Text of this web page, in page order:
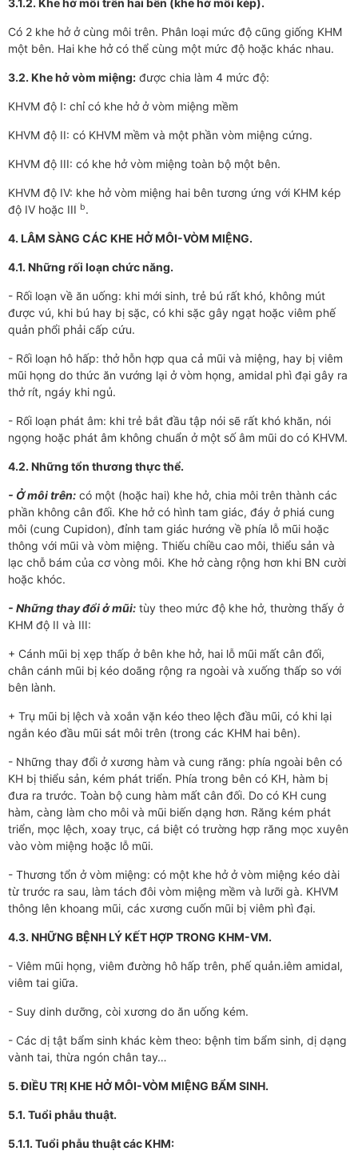
3.1.2. Khe hở môi trên hai bên (khe hở môi kép).
Có 2 khe hở ở cùng môi trên. Phân loại mức độ cũng giống KHM
một bên. Hai khe hở có thể cùng một mức độ hoặc khác nhau.
3.2. Khe hở vòm miệng: được chia làm 4 mức độ:
KHVM độ I: chỉ có khe hở ở vòm miệng mềm
KHVM độ II: có KHVM mềm và một phần vòm miệng cứng.
KHVM độ III: có khe hở vòm miệng toàn bộ một bên.
KHVM độ IV: khe hở vòm miệng hai bên tương ứng với KHM kép
độ IV hoặc III b.
4. LÂM SÀNG CÁC KHE HỞ MÔI-VÒM MIỆNG.
4.1. Những rối loạn chức năng.
- Rối loạn về ăn uống: khi mới sinh, trẻ bú rất khó, không mút
được vú, khi bú hay bị sặc, có khi sặc gây ngạt hoặc viêm phế
quản phổi phải cấp cứu.
- Rối loạn hô hấp: thở hỗn hợp qua cả mũi và miệng, hay bị viêm
mũi họng do thức ăn vướng lại ở vòm họng, amidal phì đại gây ra
thở rít, ngáy khi ngủ.
- Rối loạn phát âm: khi trẻ bắt đầu tập nói sẽ rất khó khăn, nói
ngọng hoặc phát âm không chuẩn ở một số âm mũi do có KHVM.
4.2. Những tổn thương thực thể.
- Ở môi trên: có một (hoặc hai) khe hở, chia môi trên thành các
phần không cân đối. Khe hở có hình tam giác, đáy ở phiá cung
môi (cung Cupidon), đỉnh tam giác hướng về phía lỗ mũi hoặc
thông với mũi và vòm miệng. Thiếu chiều cao môi, thiểu sản và
lạc chỗ bám của cơ vòng môi. Khe hở càng rộng hơn khi BN cười
hoặc khóc.
- Những thay đổi ở mũi: tùy theo mức độ khe hở, thường thấy ở
KHM độ II và III:
+ Cánh mũi bị xẹp thấp ở bên khe hở, hai lỗ mũi mất cân đối,
chân cánh mũi bị kéo doãng rộng ra ngoài và xuống thấp so với
bên lành.
+ Trụ mũi bị lệch và xoắn vặn kéo theo lệch đầu mũi, có khi lại
ngắn kéo đầu mũi sát môi trên (trong các KHM hai bên).
- Những thay đổi ở xương hàm và cung răng: phía ngoài bên có
KH bị thiểu sản, kém phát triển. Phía trong bên có KH, hàm bị
đưa ra trước. Toàn bộ cung hàm mất cân đối. Do có KH cung
hàm, càng làm cho môi và mũi biến dạng hơn. Răng kém phát
triển, mọc lệch, xoay trục, cá biệt có trường hợp răng mọc xuyên
vào vòm miệng hoặc lỗ mũi.
- Thương tổn ở vòm miệng: có một khe hở ở vòm miệng kéo dài
từ trước ra sau, làm tách đôi vòm miệng mềm và lưỡi gà. KHVM
thông lên khoang mũi, các xương cuốn mũi bị viêm phì đại.
4.3. NHỮNG BỆNH LÝ KẾT HỢP TRONG KHM-VM.
- Viêm mũi họng, viêm đường hô hấp trên, phế quản.iêm amidal,
viêm tai giữa.
- Suy dinh dưỡng, còi xương do ăn uống kém.
- Các dị tật bẩm sinh khác kèm theo: bệnh tim bẩm sinh, dị dạng
vành tai, thừa ngón chân tay…
5. ĐIỀU TRỊ KHE HỞ MÔI-VÒM MIỆNG BẨM SINH.
5.1. Tuổi phẫu thuật.
5.1.1. Tuổi phẫu thuật các KHM: